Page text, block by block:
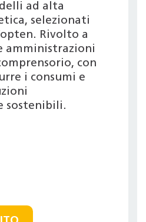
ad alta
selezionati
Rivolto a
amministrazioni
con
i consumi e
sostenibili.